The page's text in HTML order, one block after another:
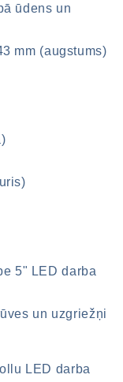
ūdens un
mm (augstums)
5" LED darba
un uzgriežņi
LED darba